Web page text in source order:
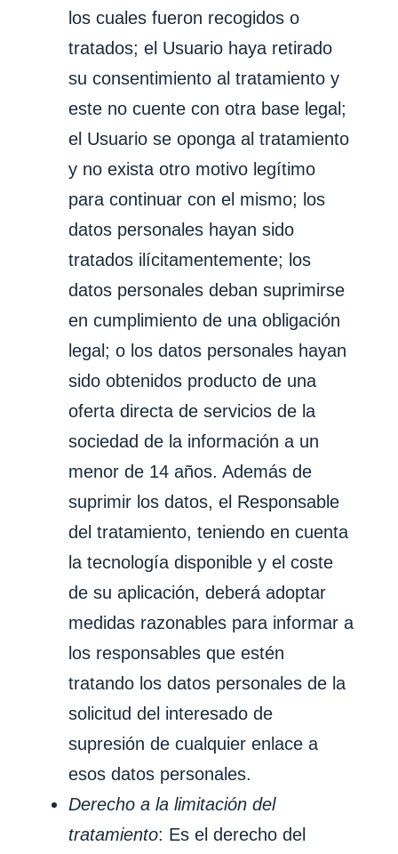
los cuales fueron recogidos o
tratados; el Usuario haya retirado
su consentimiento al tratamiento y
este no cuente con otra base legal;
el Usuario se oponga al tratamiento
y no exista otro motivo legítimo
para continuar con el mismo; los
datos personales hayan sido
tratados ilícitamentemente; los
datos personales deban suprimirse
en cumplimiento de una obligación
legal; o los datos personales hayan
sido obtenidos producto de una
oferta directa de servicios de la
sociedad de la información a un
menor de 14 años. Además de
suprimir los datos, el Responsable
del tratamiento, teniendo en cuenta
la tecnología disponible y el coste
de su aplicación, deberá adoptar
medidas razonables para informar a
los responsables que estén
tratando los datos personales de la
solicitud del interesado de
supresión de cualquier enlace a
esos datos personales.
Derecho a la limitación del
tratamiento: Es el derecho del